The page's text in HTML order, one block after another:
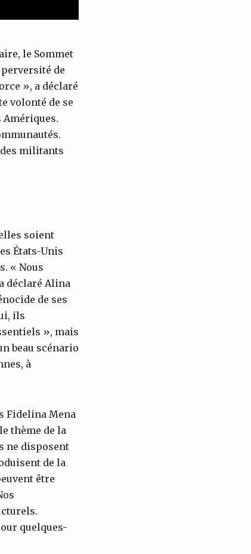
le Sommet
de
», a déclaré
volonté de se
Amériques.
militants
soient
États-Unis
« Nous
déclaré Alina
de ses
ils
», mais
beau scénario
à
Fidelina Mena
thème de la
ne disposent
de la
être
quelques-